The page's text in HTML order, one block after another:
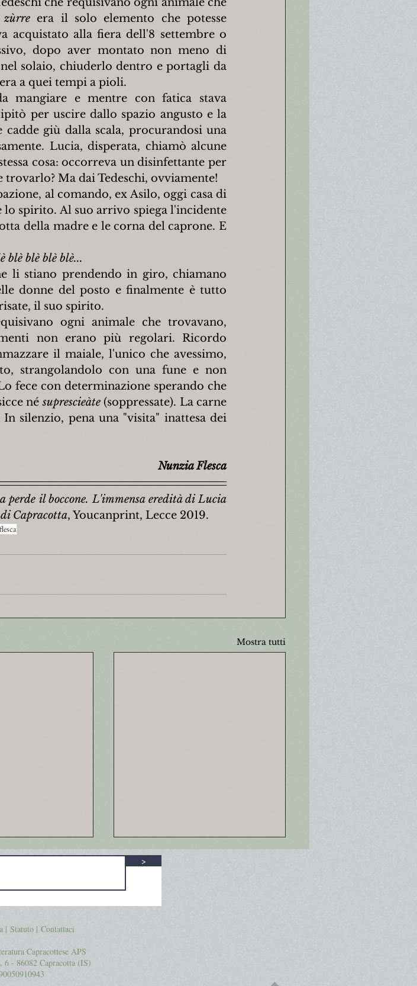
zùrre era il solo elemento che potesse
acquistato alla fiera dell'8 settembre o
dopo aver montato non meno di
solaio, chiuderlo dentro e portagli da
a quei tempi a pioli.
mangiare e mentre con fatica stava
per uscire dallo spazio angusto e la
giù dalla scala, procurandosi una
Lucia, disperata, chiamò alcune
cosa: occorreva un disinfettante per
trovarlo? Ma dai Tedeschi, ovviamente!
al comando, ex Asilo, oggi casa di
spirito. Al suo arrivo spiega l'incidente
della madre e le corna del caprone. E
blè blè blè blè...
li stiano prendendo in giro, chiamano
donne del posto e finalmente è tutto
il suo spirito.
ogni animale che trovavano,
non erano più regolari. Ricordo
il maiale, l'unico che avessimo,
strangolandolo con una fune e non
fece con determinazione sperando che
né suprescieàte (soppressate). La carne
silenzio, pena una "visita" inattesa dei
Nunzia Flesca
perde il boccone. L'immensa eredità di Lucia
di Capracotta, Youcanprint, Lecce 2019.
Mostra tutti
>
| Statuto| Contattaci
Capracottese APS
6 - 86082 Capracotta (IS)